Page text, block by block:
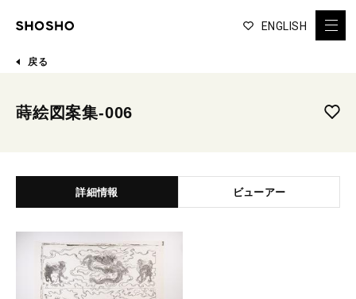
ENGLISH
戻る
蒔絵図案集-006
詳細情報 ビューアー